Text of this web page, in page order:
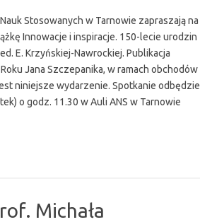
Stosowanych w Tarnowie zapraszają na
Innowacje i inspiracje. 150-lecie urodzin
E. Krzyńskiej-Nawrockiej. Publikacja
Jana Szczepanika, w ramach obchodów
niniejsze wydarzenie. Spotkanie odbędzie
o godz. 11.30 w Auli ANS w Tarnowie
Michała